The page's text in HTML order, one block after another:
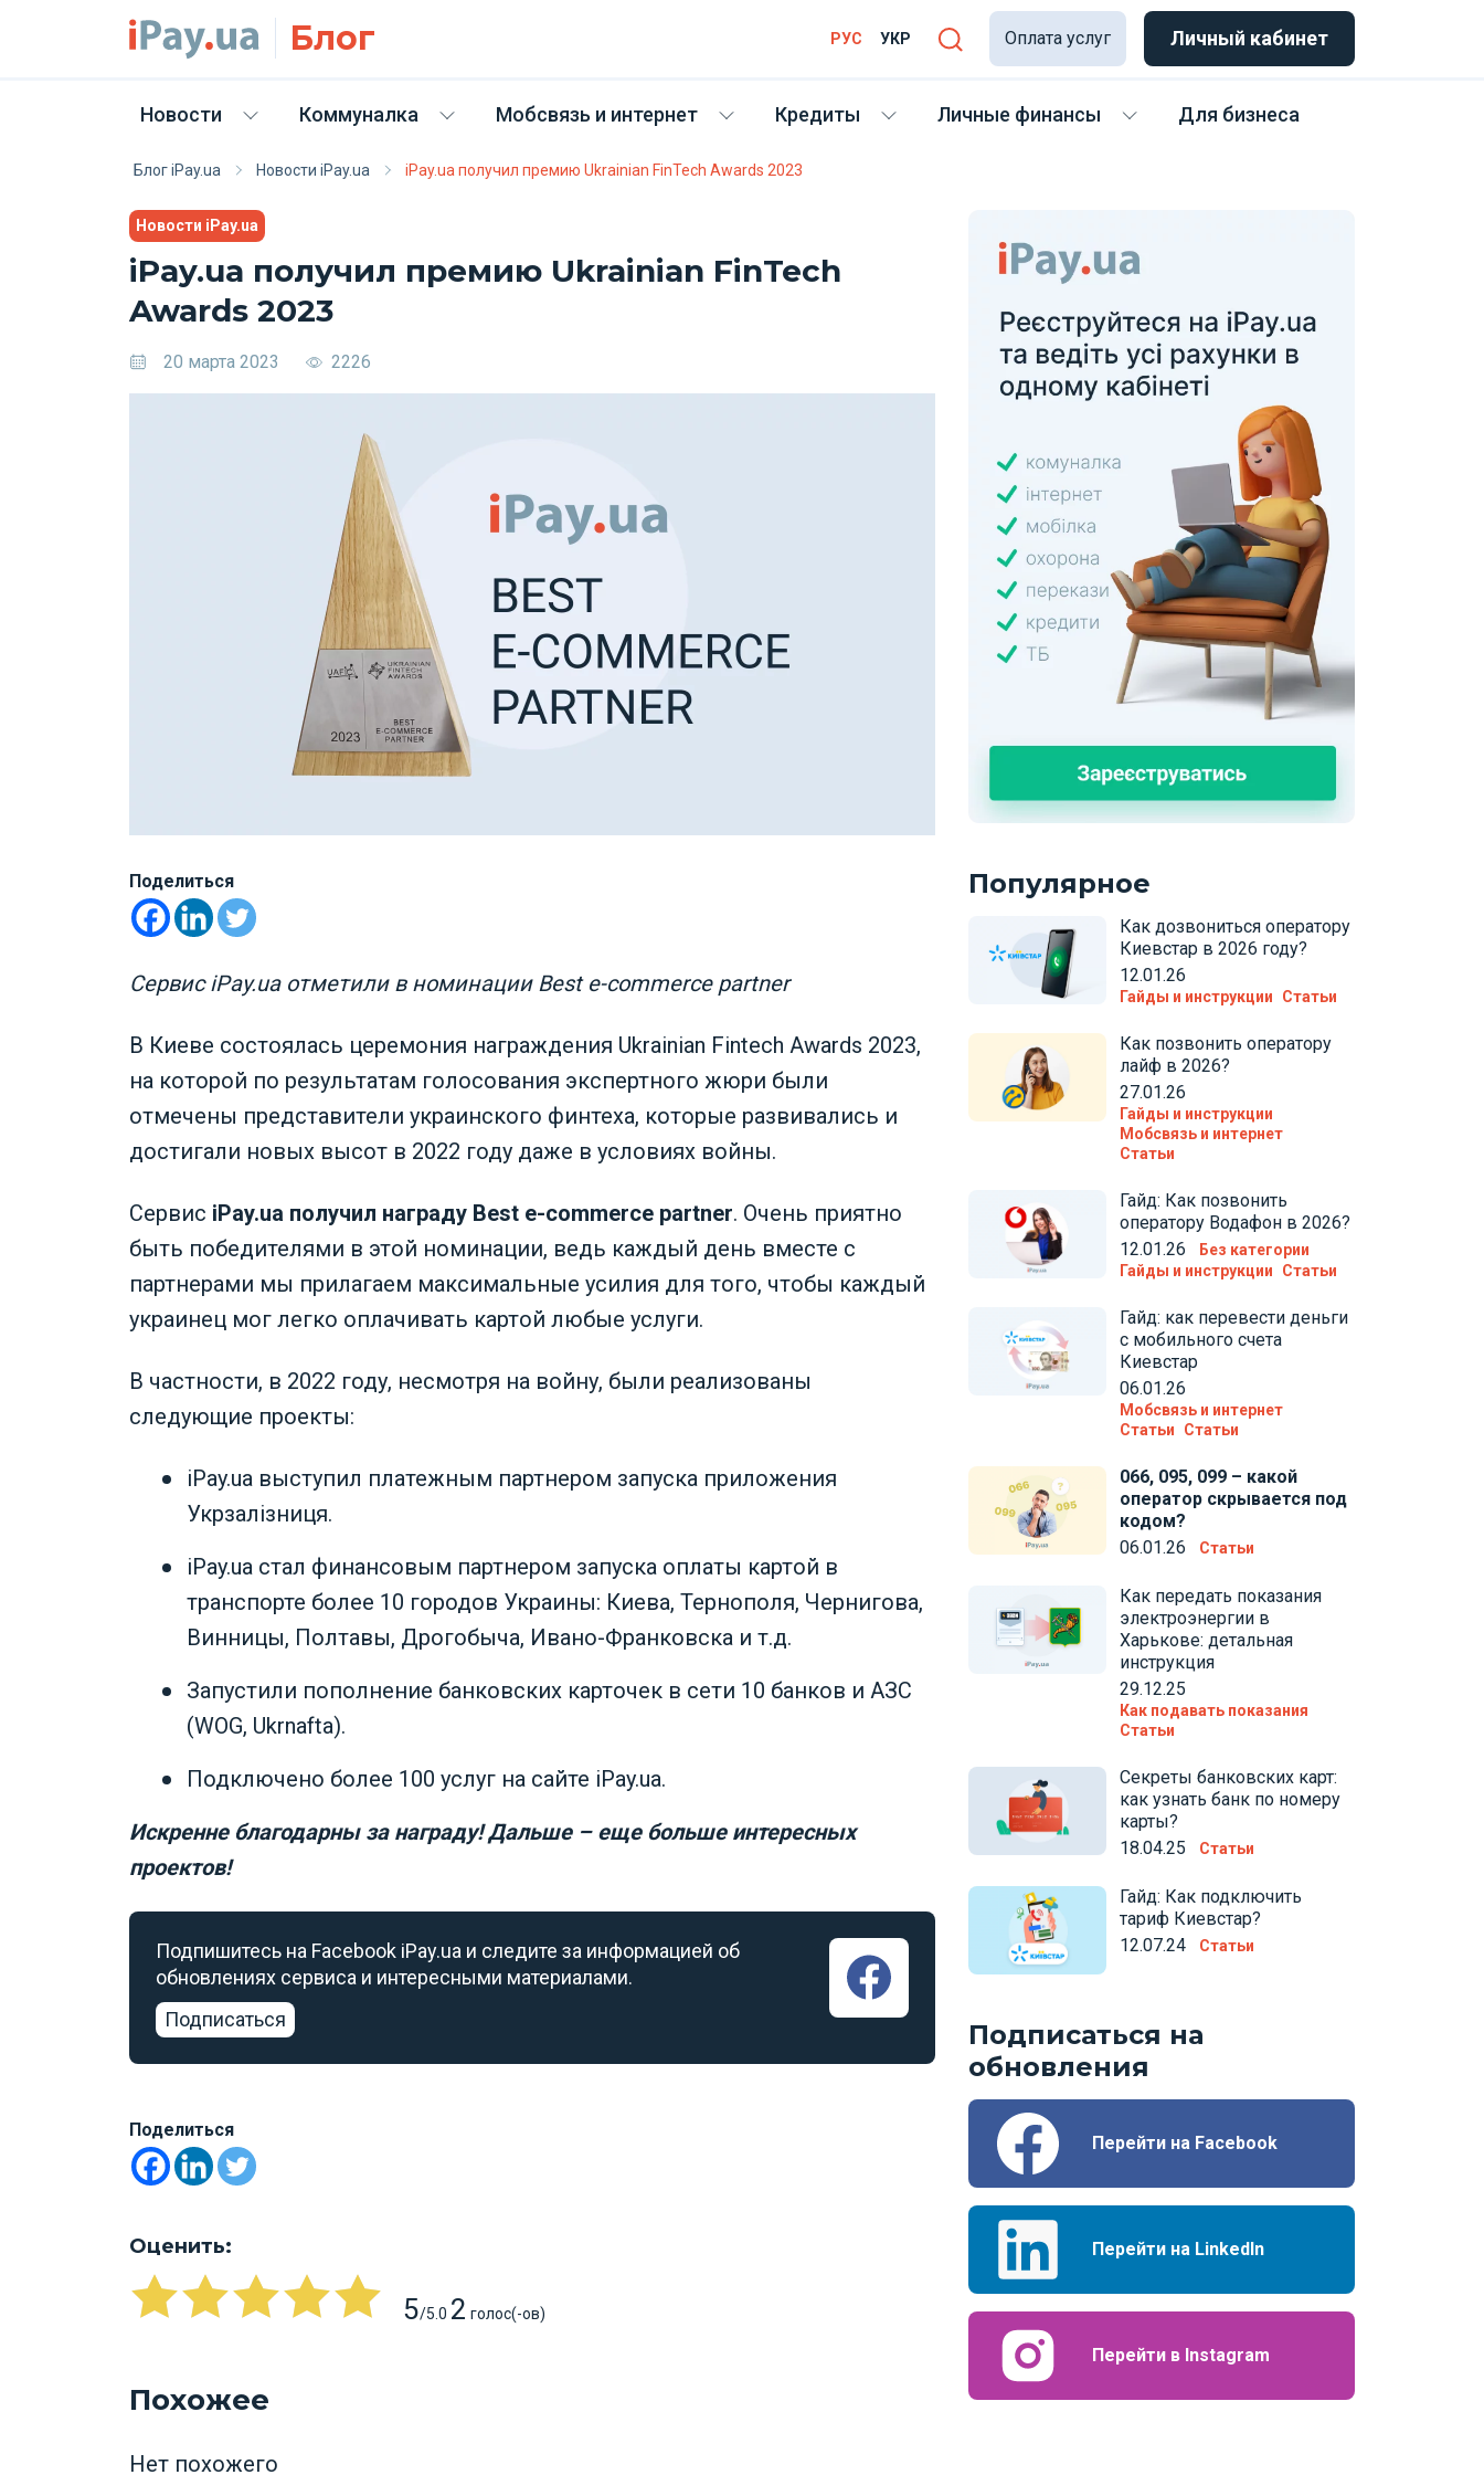
Блог РУС УКР Оплата услуг Личный кабинет
Новости Коммуналка Мобсвязь и интернет Кредиты Личные финансы Для бизнеса
Блог iPay.ua Новости iPay.ua iPay.ua получил премию Ukrainian FinTech Awards 2023
Новости iPay.ua
iPay.ua получил премию Ukrainian FinTech
Awards 2023
20 марта 2023 2226
Поделиться
Сервис iPay.ua отметили в номинации Best e-commerce partner
В Киеве состоялась церемония награждения Ukrainian Fintech Awards 2023,
на которой по результатам голосования экспертного жюри были
отмечены представители украинского финтеха, которые развивались и
достигали новых высот в 2022 году даже в условиях войны.
Сервис iPay.ua получил награду Best e-commerce partner. Очень приятно
быть победителями в этой номинации, ведь каждый день вместе с
партнерами мы прилагаем максимальные усилия для того, чтобы каждый
украинец мог легко оплачивать картой любые услуги.
В частности, в 2022 году, несмотря на войну, были реализованы
следующие проекты:
iPay.ua выступил платежным партнером запуска приложения
Укрзалізниця.
iPay.ua стал финансовым партнером запуска оплаты картой в
транспорте более 10 городов Украины: Киева, Тернополя, Чернигова,
Винницы, Полтавы, Дрогобыча, Ивано-Франковска и т.д.
Запустили пополнение банковских карточек в сети 10 банков и АЗС
(WOG, Ukrnafta).
Подключено более 100 услуг на сайте iPay.ua.
Искренне благодарны за награду! Дальше – еще больше интересных
проектов!
Подпишитесь на Facebook iPay.ua и следите за информацией об
обновлениях сервиса и интересными материалами.
Подписаться
Поделиться
Оценить:
5/5.0 2 голос(-ов)
Похожее
Нет похожего
Популярное
Как дозвониться оператору
Киевстар в 2026 году?
12.01.26
Гайды и инструкции Статьи
Как позвонить оператору
лайф в 2026?
27.01.26
Гайды и инструкции
Мобсвязь и интернет
Статьи
Гайд: Как позвонить
оператору Водафон в 2026?
12.01.26
Без категории
Гайды и инструкции
Статьи
Гайд: как перевести деньги
с мобильного счета
Киевстар
06.01.26
Мобсвязь и интернет
Статьи
Статьи
066, 095, 099 – какой
оператор скрывается под
кодом?
06.01.26
Статьи
Как передать показания
электроэнергии в
Харькове: детальная
инструкция
29.12.25
Как подавать показания
Статьи
Секреты банковских карт:
как узнать банк по номеру
карты?
18.04.25
Статьи
Гайд: Как подключить
тариф Киевстар?
12.07.24
Статьи
Подписаться на
обновления
Перейти на Facebook
Перейти на LinkedIn
Перейти в Instagram